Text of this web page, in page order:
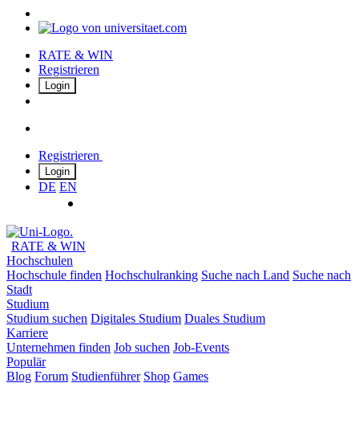
RATE & WIN
Registrieren
Login
Registrieren
Login
DE EN
RATE & WIN
Hochschulen
Hochschule finden Hochschulranking Suche nach Land Suche nach
Stadt
Studium
Studium suchen Digitales Studium Duales Studium
Karriere
Unternehmen finden Job suchen Job-Events
Populär
Blog Forum Studienführer Shop Games